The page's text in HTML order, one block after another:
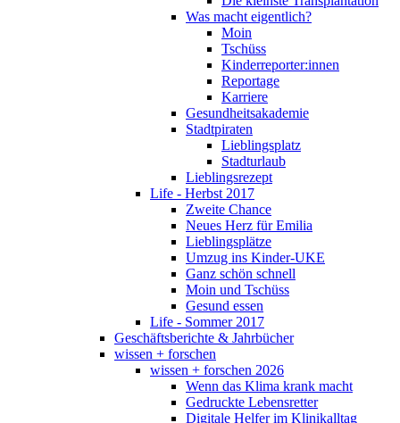
Was macht eigentlich?
Moin
Tschüss
Kinderreporter:innen
Reportage
Karriere
Gesundheitsakademie
Stadtpiraten
Lieblingsplatz
Stadturlaub
Lieblingsrezept
Life - Herbst 2017
Zweite Chance
Neues Herz für Emilia
Lieblingsplätze
Umzug ins Kinder-UKE
Ganz schön schnell
Moin und Tschüss
Gesund essen
Life - Sommer 2017
Geschäftsberichte & Jahrbücher
wissen + forschen
wissen + forschen 2026
Wenn das Klima krank macht
Gedruckte Lebensretter
Digitale Helfer im Klinikalltag